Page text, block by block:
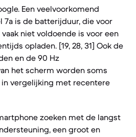
Een veelvoorkomend
7a is de batterijduur, die voor
niet voldoende is voor een
opladen. [19, 28, 31] Ook de
en de 90 Hz
het scherm worden soms
vergelijking met recentere
zoeken met de langst
een groot en